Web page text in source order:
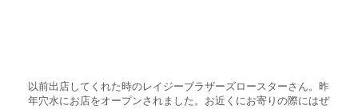
以前出店してくれた時のレイジーブラザーズロースターさん。昨
年穴水にお店をオープンされました。お近くにお寄りの際にはぜ